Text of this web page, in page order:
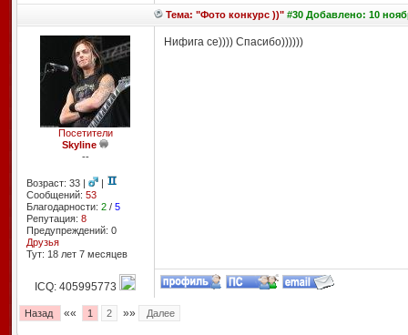
Тема: "Фото конкурс ))"#30 Добавлено: 10
Посетители
Skyline
--
Возраст: 33 |
|
Сообщений: 53
Благодарности: 2/ 5
Репутация: 8
Предупреждений: 0
Друзья
Тут: 18 лет 7 месяцев
Нифига се)))) Спасибо))))))
ICQ: 405995773
Назад «« 1 2 »» Далее